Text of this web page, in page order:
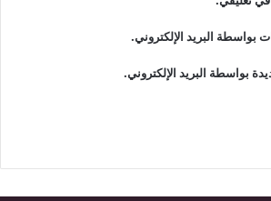
بواسطة البريد الإلكتروني.
بواسطة البريد الإلكتروني.